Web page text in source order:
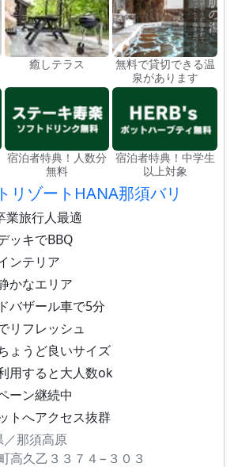
癒しテラス
無料で貸切できる温
泉があります
宿泊者特典！人数分
無料
宿泊者特典！中学生
以上対象
リゾートHANA那須バリ
業旅行人最適
ッキでBBQ
ンテリア
かなエリア
バザール車で5分
リフレッシュ
ょうど良いサイズ
用すると大人数ok
ーン継続中
トへアクセス抜群
那須高原
高久乙３３７４−３０３